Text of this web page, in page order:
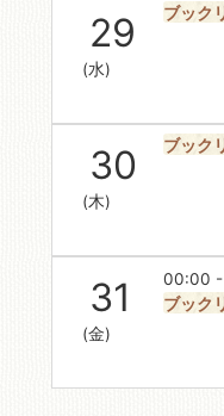
29
(水)
ブック
30
(木)
ブック
31
(金)
00:00 -
ブック